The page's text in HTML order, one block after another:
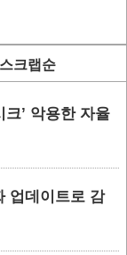
스크랩순
’ 악용한 자율
업데이트로 감